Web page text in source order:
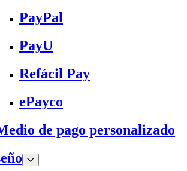
PayPal
PayU
Refácil Pay
ePayco
de pago personalizado